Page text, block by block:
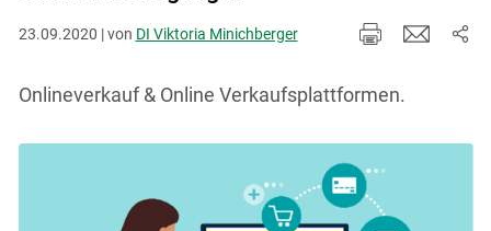
23.09.2020 | von DI Viktoria Minichberger
Onlineverkauf & Online Verkaufsplattformen.